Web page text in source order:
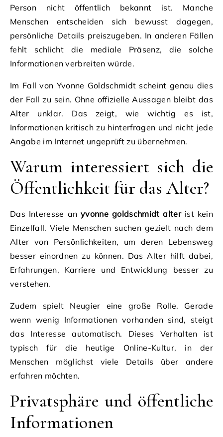
Person nicht öffentlich bekannt ist. Manche
Menschen entscheiden sich bewusst dagegen,
persönliche Details preiszugeben. In anderen Fällen
fehlt schlicht die mediale Präsenz, die solche
Informationen verbreiten würde.
Im Fall von Yvonne Goldschmidt scheint genau dies
der Fall zu sein. Ohne offizielle Aussagen bleibt das
Alter unklar. Das zeigt, wie wichtig es ist,
Informationen kritisch zu hinterfragen und nicht jede
Angabe im Internet ungeprüft zu übernehmen.
Warum interessiert sich die
Öffentlichkeit für das Alter?
Das Interesse anyvonne goldschmidt alterist kein
Einzelfall. Viele Menschen suchen gezielt nach dem
Alter von Persönlichkeiten, um deren Lebensweg
besser einordnen zu können. Das Alter hilft dabei,
Erfahrungen, Karriere und Entwicklung besser zu
verstehen.
Zudem spielt Neugier eine große Rolle. Gerade
wenn wenig Informationen vorhanden sind, steigt
das Interesse automatisch. Dieses Verhalten ist
typisch für die heutige Online-Kultur, in der
Menschen möglichst viele Details über andere
erfahren möchten.
Privatsphäre und öffentliche
Informationen